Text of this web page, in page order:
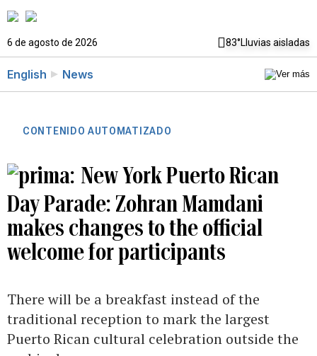
6 de agosto de 2026 83°Lluvias aisladas
English News
CONTENIDO AUTOMATIZADO
New York Puerto Rican
Day Parade: Zohran Mamdani
makes changes to the official
welcome for participants
There will be a breakfast instead of the
traditional reception to mark the largest
Puerto Rican cultural celebration outside the